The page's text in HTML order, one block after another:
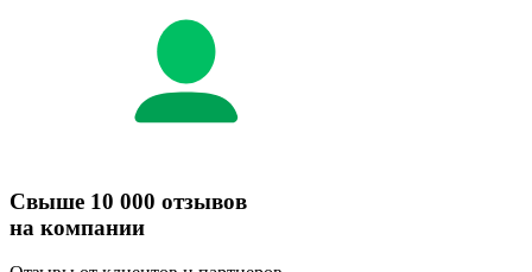
Свыше 10 000 отзывов
на компании